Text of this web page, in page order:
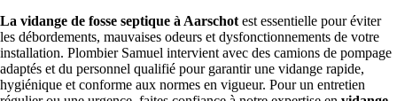
La vidange de fosse septique à Aarschot est essentielle pour éviter
les débordements, mauvaises odeurs et dysfonctionnements de votre
installation. Plombier Samuel intervient avec des camions de pompage
adaptés et du personnel qualifié pour garantir une vidange rapide,
hygiénique et conforme aux normes en vigueur. Pour un entretien